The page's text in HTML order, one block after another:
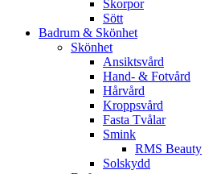
Skorpor
Sött
Badrum & Skönhet
Skönhet
Ansiktsvård
Hand- & Fotvård
Hårvård
Kroppsvård
Fasta Tvålar
Smink
RMS Beauty
Solskydd